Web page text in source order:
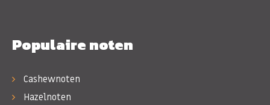
Populaire noten
Cashewnoten
Hazelnoten